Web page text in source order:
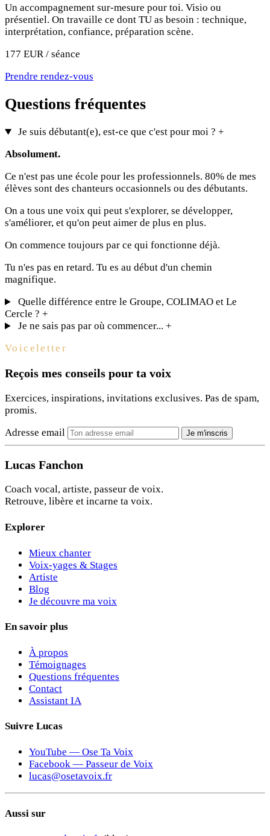
Un accompagnement sur-mesure pour toi. Visio ou
présentiel. On travaille ce dont TU as besoin : technique,
interprétation, confiance, préparation scène.
177 EUR / séance
Prendre rendez-vous
Questions fréquentes
Je suis débutant(e), est-ce que c'est pour moi ?+
Absolument.
Ce n'est pas une école pour les professionnels. 80% de mes
élèves sont des chanteurs occasionnels ou des débutants.
On a tous une voix qui peut s'explorer, se développer,
s'améliorer, et qu'on peut aimer de plus en plus.
On commence toujours par ce qui fonctionne déjà.
Tu n'es pas en retard. Tu es au début d'un chemin
magnifique.
Quelle différence entre le Groupe, COLIMAO et Le
Cercle ? +
Je ne sais pas par où commencer...+
Voiceletter
Reçois mes conseils pour ta voix
Exercices, inspirations, invitations exclusives. Pas de spam,
promis.
Adresse email
Je m'inscris
Lucas Fanchon
Coach vocal, artiste, passeur de voix.
Retrouve, libère et incarne ta voix.
Explorer
Mieux chanter
Voix-yages & Stages
Artiste
Blog
Je découvre ma voix
En savoir plus
À propos
Témoignages
Questions fréquentes
Contact
Assistant IA
Suivre Lucas
YouTube — Ose Ta Voix
Facebook — Passeur de Voix
lucas@osetavoix.fr
Aussi sur